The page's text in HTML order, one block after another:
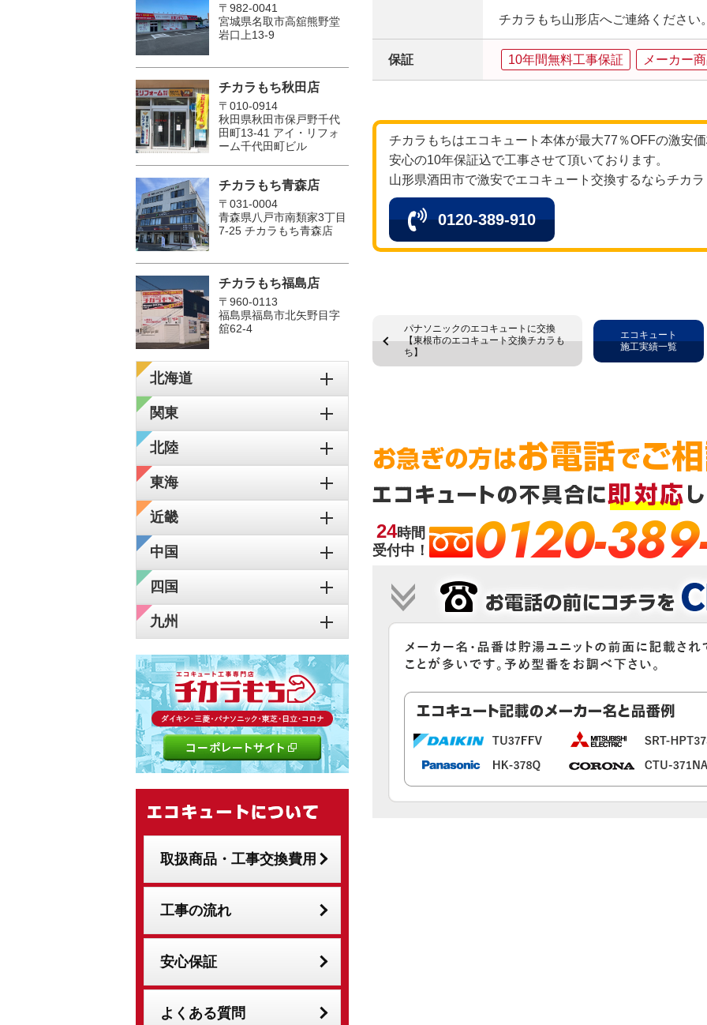
チカラもち山形店へご連絡ください
保証 10年間無料工事保証 メーカー
チカラもちはエコキュート本体が最大77％OFFの激安
安心の10年保証込で工事させて頂いております。
山形県酒田市で激安でエコキュート交換するならチカ
0120-389-910
パナソニックのエコキュートに交換
【東根市のエコキュート交換チカラも
ち】
エコキュート
施工実績一覧
24時間
受付中！
0120-
〒982-0041
宮城県名取市高舘熊野堂
岩口上13‐9
チカラもち秋田店
〒010-0914
秋田県秋田市保戸野千代
田町13-41 アイ・リフォ
ーム千代田町ビル
チカラもち青森店
〒031-0004
青森県八戸市南類家3丁目
7-25 チカラもち青森店
チカラもち福島店
〒960-0113
福島県福島市北矢野目字
舘62-4
北海道
関東
北陸
東海
近畿
中国
四国
九州
取扱商品・工事交換費用
工事の流れ
安心保証
よくある質問